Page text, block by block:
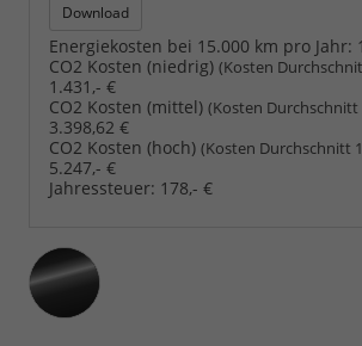
Download
Energiekosten bei 15.000 km pro Jahr:
CO2 Kosten (niedrig) (Kosten
1.431,- €
CO2 Kosten (mittel) (Kosten Durchschnitt
3.398,62 €
CO2 Kosten (hoch) (Kosten Durchschnitt
5.247,- €
Jahressteuer: 178,- €